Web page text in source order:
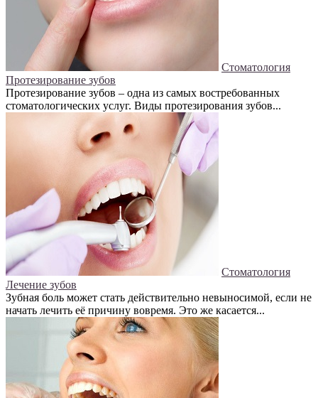
Стоматология
Протезирование зубов
Протезирование зубов – одна из самых востребованных
стоматологических услуг. Виды протезирования зубов...
Стоматология
Лечение зубов
Зубная боль может стать действительно невыносимой, если не
начать лечить её причину вовремя. Это же касается...